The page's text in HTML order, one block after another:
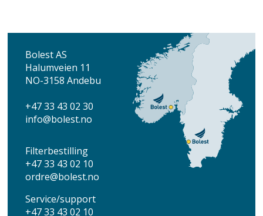
Bolest AS
Halumveien 11
NO-3158 Andebu
+47 33 43 02 30
info@bolest.no
Filterbestilling
+47 33 43 02 10
ordre@bolest.no
Service/support
+47 33 43 02 10